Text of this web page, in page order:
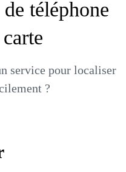
téléphone
service pour localiser
?